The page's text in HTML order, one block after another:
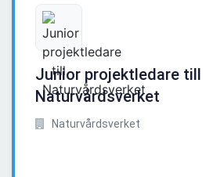
Junior projektledare till
Naturvårdsverket
Naturvårdsverket